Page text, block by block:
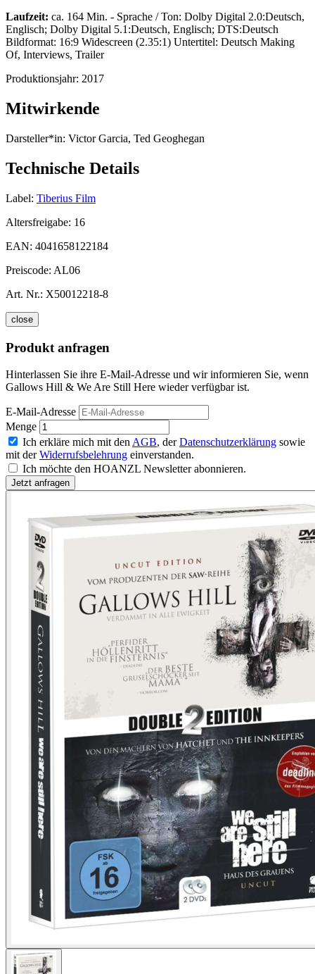
Laufzeit: ca. 164 Min. - Sprache / Ton: Dolby Digital 2.0:Deutsch,
Englisch; Dolby Digital 5.1:Deutsch, Englisch; DTS:Deutsch
Bildformat: 16:9 Widescreen (2.35:1) Untertitel: Deutsch Making
Of, Interviews, Trailer
Produktionsjahr: 2017
Mitwirkende
Darsteller*in: Victor Garcia, Ted Geoghegan
Technische Details
Label: Tiberius Film
Altersfreigabe: 16
EAN: 4041658122184
Preiscode: AL06
Art. Nr.: X50012218-8
close
Produkt anfragen
Hinterlassen Sie ihre E-Mail-Adresse und wir informieren Sie, wenn
Gallows Hill & We Are Still Here wieder verfügbar ist.
E-Mail-Adresse
Menge
Ich erkläre mich mit den AGB, derDatenschutzerklärung sowie
mit derWiderrufsbelehrung einverstanden.
Ich möchte den HOANZL Newsletter abonnieren.